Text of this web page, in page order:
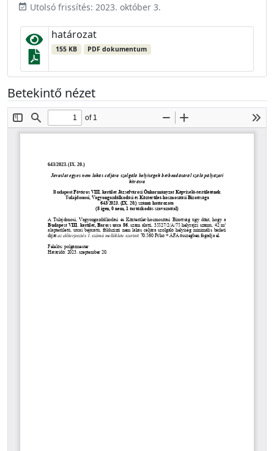
event_available Utolsó frissítés: 2023. október 3.
határozat
155 KB PDF dokumentum
Betekintő nézet